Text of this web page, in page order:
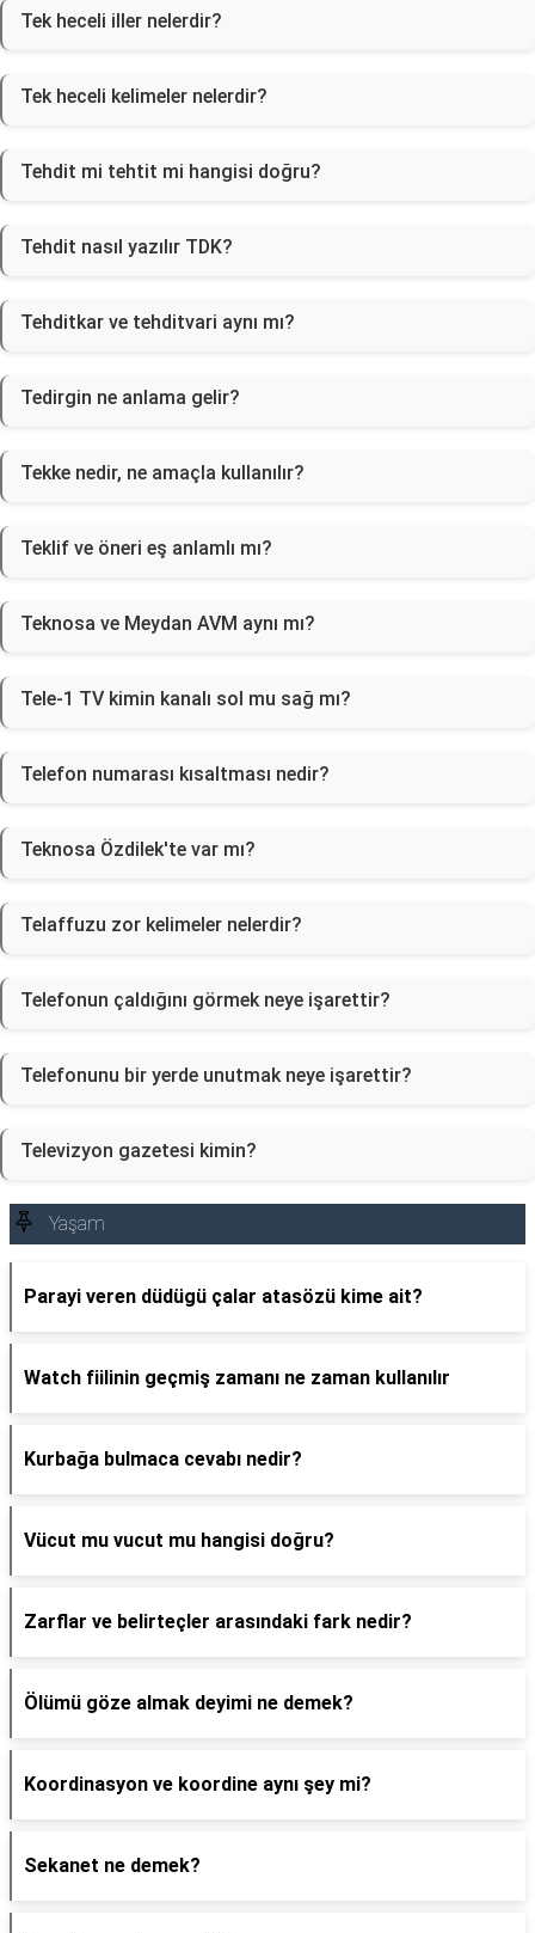
Tek heceli iller nelerdir?
Tek heceli kelimeler nelerdir?
Tehdit mi tehtit mi hangisi doğru?
Tehdit nasıl yazılır TDK?
Tehditkar ve tehditvari aynı mı?
Tedirgin ne anlama gelir?
Tekke nedir, ne amaçla kullanılır?
Teklif ve öneri eş anlamlı mı?
Teknosa ve Meydan AVM aynı mı?
Tele-1 TV kimin kanalı sol mu sağ mı?
Telefon numarası kısaltması nedir?
Teknosa Özdilek'te var mı?
Telaffuzu zor kelimeler nelerdir?
Telefonun çaldığını görmek neye işarettir?
Telefonunu bir yerde unutmak neye işarettir?
Televizyon gazetesi kimin?
Yaşam
Parayi veren düdügü çalar atasözü kime ait?
Watch fiilinin geçmiş zamanı ne zaman kullanılır
Kurbağa bulmaca cevabı nedir?
Vücut mu vucut mu hangisi doğru?
Zarflar ve belirteçler arasındaki fark nedir?
Ölümü göze almak deyimi ne demek?
Koordinasyon ve koordine aynı şey mi?
Sekanet ne demek?